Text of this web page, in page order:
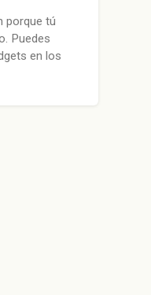
porque tú
Puedes
en los